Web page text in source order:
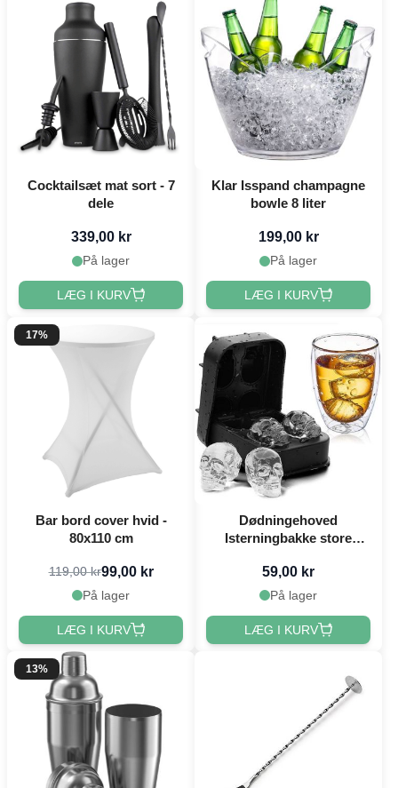
Cocktailsæt mat sort - 7
dele
339,00 kr
På lager
LÆG I KURV
Klar Isspand champagne
bowle 8 liter
199,00 kr
På lager
LÆG I KURV
17%
Bar bord cover hvid -
80x110 cm
119,00 kr99,00 kr
På lager
LÆG I KURV
Dødningehoved
Isterningbakke store
59,00 kr
På lager
LÆG I KURV
13%